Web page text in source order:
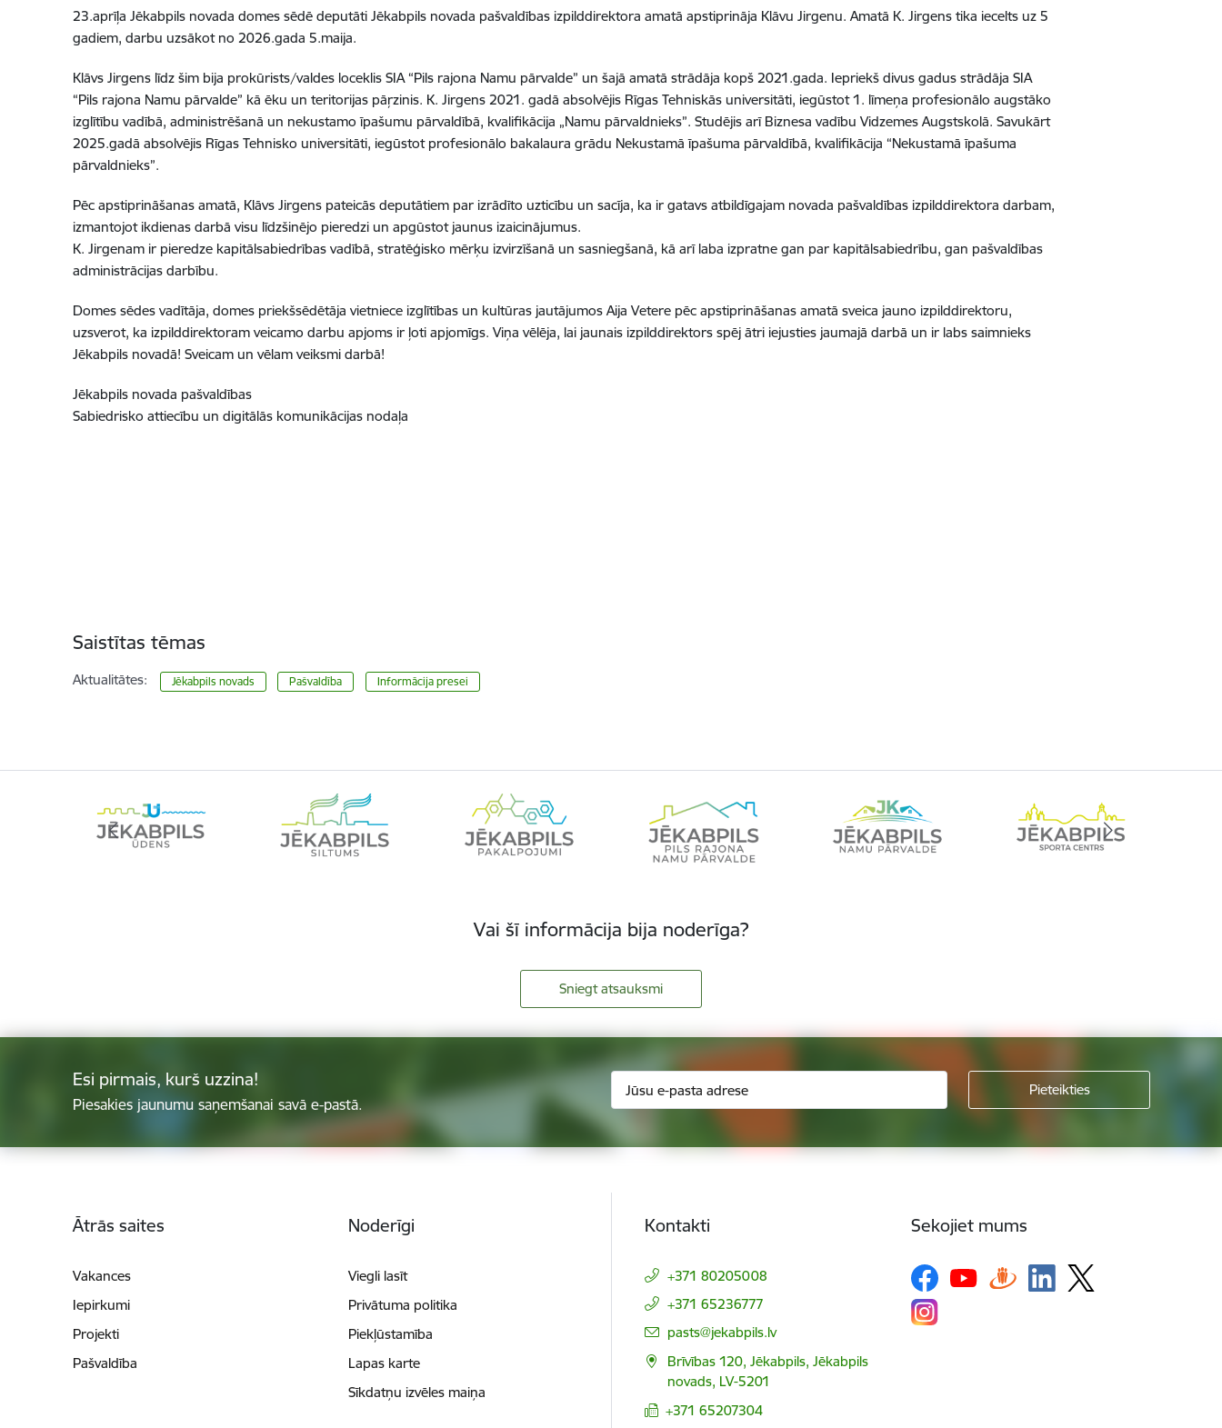
23.aprīļa Jēkabpils novada domes sēdē deputāti Jēkabpils novada pašvaldības izpilddirektora amatā apstiprināja Klāvu Jirgenu. Amatā K. Jirgens tika iecelts uz 5
gadiem, darbu uzsākot no 2026.gada 5.maija.
Klāvs Jirgens līdz šim bija prokūrists/valdes loceklis SIA “Pils rajona Namu pārvalde” un šajā amatā strādāja kopš 2021.gada. Iepriekš divus gadus strādāja SIA
“Pils rajona Namu pārvalde” kā ēku un teritorijas pāŗzinis. K. Jirgens 2021. gadā absolvējis Rīgas Tehniskās universitāti, iegūstot 1. līmeņa profesionālo augstāko
izglītību vadībā, administrēšanā un nekustamo īpašumu pārvaldībā, kvalifikācija „Namu pārvaldnieks”. Studējis arī Biznesa vadību Vidzemes Augstskolā. Savukārt
2025.gadā absolvējis Rīgas Tehnisko universitāti, iegūstot profesionālo bakalaura grādu Nekustamā īpašuma pārvaldībā, kvalifikācija “Nekustamā īpašuma
pārvaldnieks”.
Pēc apstiprināšanas amatā, Klāvs Jirgens pateicās deputātiem par izrādīto uzticību un sacīja, ka ir gatavs atbildīgajam novada pašvaldības izpilddirektora darbam,
izmantojot ikdienas darbā visu līdzšinējo pieredzi un apgūstot jaunus izaicinājumus.
K. Jirgenam ir pieredze kapitālsabiedrības vadībā, stratēģisko mērķu izvirzīšanā un sasniegšanā, kā arī laba izpratne gan par kapitālsabiedrību, gan pašvaldības
administrācijas darbību.
Domes sēdes vadītāja, domes priekšsēdētāja vietniece izglītības un kultūras jautājumos Aija Vetere pēc apstiprināšanas amatā sveica jauno izpilddirektoru,
uzsverot, ka izpilddirektoram veicamo darbu apjoms ir ļoti apjomīgs. Viņa vēlēja, lai jaunais izpilddirektors spēj ātri iejusties jaumajā darbā un ir labs saimnieks
Jēkabpils novadā! Sveicam un vēlam veiksmi darbā!
Jēkabpils novada pašvaldības
Sabiedrisko attiecību un digitālās komunikācijas nodaļa
Saistītas tēmas
Aktualitātes: Jēkabpils novads Pašvaldība Informācija presei
Vai šī informācija bija noderīga?
Sniegt atsauksmi
Esi pirmais, kurš uzzina!
Piesakies jaunumu saņemšanai savā e-pastā.
Ātrās saites
Vakances
Iepirkumi
Projekti
Pašvaldība
Noderīgi
Viegli lasīt
Privātuma politika
Piekļūstamība
Lapas karte
Sīkdatņu izvēles maiņa
Kontakti
+371 80205008
+371 65236777
E-pasts:
pasts@jekabpils.lv
Brīvības 120, Jēkabpils, Jēkabpils
novads, LV-5201
+371 65207304
Sekojiet mums